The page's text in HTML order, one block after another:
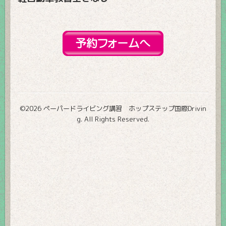
©2026 ペーパードライビング講習 ホップステップ国際Drivin
g. All Rights Reserved.